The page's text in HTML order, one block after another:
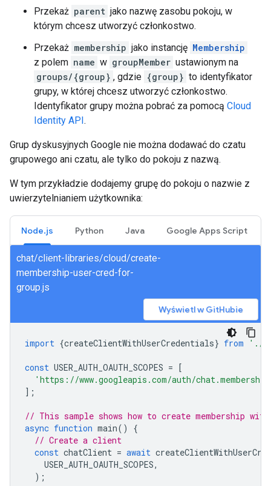
Przekaż parent jako nazwę zasobu pokoju, w
którym chcesz utworzyć członkostwo.
Przekaż membership jako instancję Membership
z polem name w groupMember ustawionym na
groups/{group} , gdzie {group} to identyfikator
grupy, w której chcesz utworzyć członkostwo.
Identyfikator grupy można pobrać za pomocą Cloud
Identity API.
Grup dyskusyjnych Google nie można dodawać do czatu
grupowego ani czatu, ale tylko do pokoju z nazwą.
W tym przykładzie dodajemy grupę do pokoju o nazwie z
uwierzytelnianiem użytkownika:
Node.js Python Java Google Apps Script
chat/client-libraries/cloud/create-
membership-user-cred-for-
group.js
Wyświetl w GitHubie
import {createClientWithUserCredentials} from './
const USER_AUTH_OAUTH_SCOPES = [
'https://www.googleapis.com/auth/
];
// This sample shows how to create membership
async function main()
{
// Create a client
const chatClient = await
USER_AUTH_OAUTH_SCOPES,
);